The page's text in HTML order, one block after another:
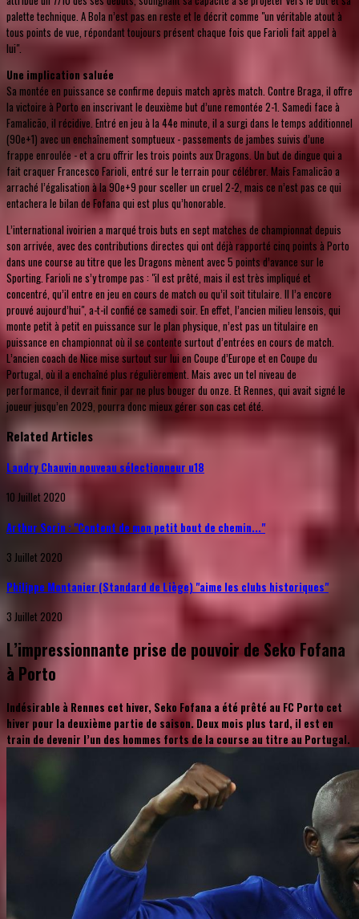
palette technique. A Bola n’est pas en reste et le décrit comme "un véritable atout à
tous points de vue, répondant toujours présent chaque fois que Farioli fait appel à
lui".
Une implication saluée
Sa montée en puissance se confirme depuis match après match. Contre Braga, il offre
la victoire à Porto en inscrivant le deuxième but d’une remontée 2-1. Samedi face à
Famalicão, il récidive. Entré en jeu à la 44e minute, il a surgi dans le temps additionnel
(90e+1) avec un enchaînement somptueux - passements de jambes suivis d’une
frappe enroulée - et a cru offrir les trois points aux Dragons. Un but de dingue qui a
fait craquer Francesco Farioli, entré sur le terrain pour célébrer. Mais Famalicão a
arraché l’égalisation à la 90e+9 pour sceller un cruel 2-2, mais ce n’est pas ce qui
entachera le bilan de Fofana qui est plus qu’honorable.
L’international ivoirien a marqué trois buts en sept matches de championnat depuis
son arrivée, avec des contributions directes qui ont déjà rapporté cinq points à Porto
dans une course au titre que les Dragons mènent avec 5 points d’avance sur le
Sporting. Farioli ne s’y trompe pas : "il est prêté, mais il est très impliqué et
concentré, qu’il entre en jeu en cours de match ou qu’il soit titulaire. Il l’a encore
prouvé aujourd’hui", a-t-il confié ce samedi soir. En effet, l’ancien milieu lensois, qui
monte petit à petit en puissance sur le plan physique, n’est pas un titulaire en
puissance en championnat où il se contente surtout d’entrées en cours de match.
L’ancien coach de Nice mise surtout sur lui en Coupe d’Europe et en Coupe du
Portugal, où il a enchaîné plus régulièrement. Mais avec un tel niveau de
performance, il devrait finir par ne plus bouger du onze. Et Rennes, qui avait signé le
joueur jusqu’en 2029, pourra donc mieux gérer son cas cet été.
Related Articles
Landry Chauvin nouveau sélectionneur u18
10 Juillet 2020
Arthur Sorin : "Content de mon petit bout de chemin..."
3 Juillet 2020
Philippe Montanier (Standard de Liège) "aime les clubs historiques"
3 Juillet 2020
L’impressionnante prise de pouvoir de Seko Fofana
à Porto
Indésirable à Rennes cet hiver, Seko Fofana a été prêté au FC Porto cet
hiver pour la deuxième partie de saison. Deux mois plus tard, il est en
train de devenir l’un des hommes forts de la course au titre au Portugal.